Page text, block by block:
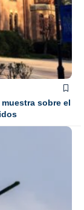
sobre el